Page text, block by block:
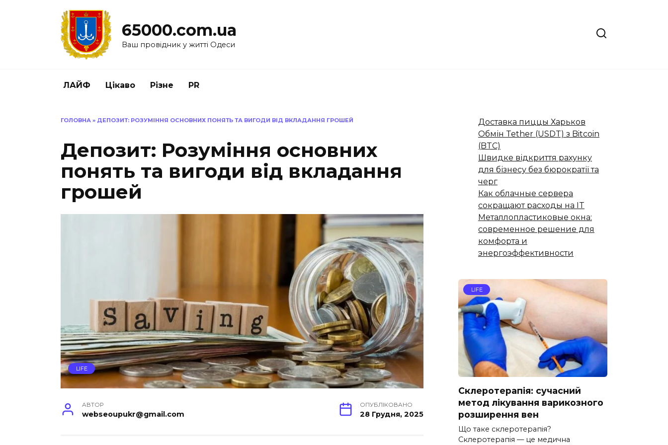
65000.com.ua
Ваш провідник у житті Одеси
ЛАЙФ Цікаво Різне PR
ГОЛОВНА » ДЕПОЗИТ: РОЗУМІННЯ ОСНОВНИХ ПОНЯТЬ ТА ВИГОДИ ВІД ВКЛАДАННЯ ГРОШЕЙ
Депозит: Розуміння основних
понять та вигоди від вкладання
грошей
LIFE
АВТОР
webseoupukr@gmail.com
ОПУБЛІКОВАНО
28 Грудня, 2025
Доставка пиццы Харьков
Обмін Tether (USDT) з Bitcoin
(BTC)
Швидке відкриття рахунку
для бізнесу без бюрократії та
черг
Как облачные сервера
сокращают расходы на IT
Металлопластиковые окна:
современное решение для
комфорта и
энергоэффективности
LIFE
Склеротерапія: сучасний
метод лікування варикозного
розширення вен
Що таке склеротерапія?
Склеротерапія — це медична